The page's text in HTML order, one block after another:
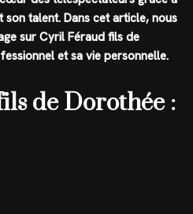
talent. Dans cet article, nous
sur Cyril Féraud fils de
et sa vie personnelle.
de Dorothée :